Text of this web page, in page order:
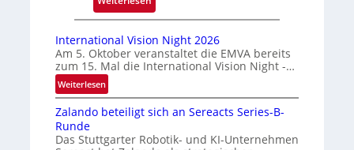
k
a
r
e
n
e
A
t
o
a
t
International Vision Night 2026
Am 5. Oktober veranstaltet die EMVA bereits
zum 15. Mal die International Vision Night -…
Weiterlesen:
I
n
e
Zalando beteiligt sich an Sereacts Series-B-
Runde
Das Stuttgarter Robotik- und KI-Unternehmen